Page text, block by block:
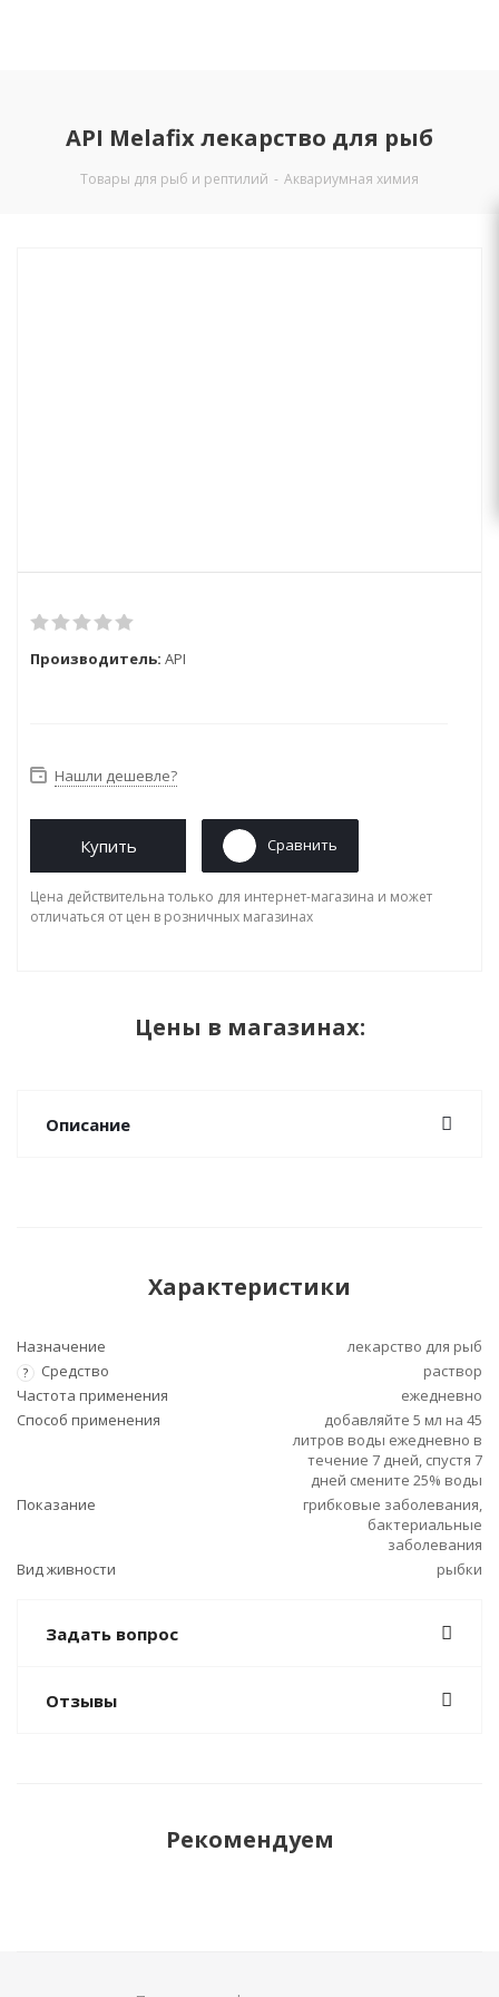
API Melafix лекарство для рыб
Товары для рыб и рептилий - Аквариумная химия
Производитель: API
Нашли дешевле?
Купить Сравнить
Цена действительна только для интернет-магазина и может
отличаться от цен в розничных магазинах
Цены в магазинах:
Описание
Характеристики
Назначение лекарство для рыб
? Средство
раствор
Частота применения
ежедневно
Способ применения
добавляйте 5 мл на 45
литров воды ежедневно в
течение 7 дней, спустя 7
дней смените 25% воды
Показание
грибковые заболевания,
бактериальные
заболевания
Вид живности
рыбки
Задать вопрос
Отзывы
Рекомендуем